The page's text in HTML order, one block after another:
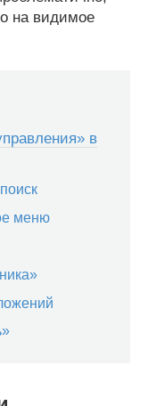
на видимое
в
меню